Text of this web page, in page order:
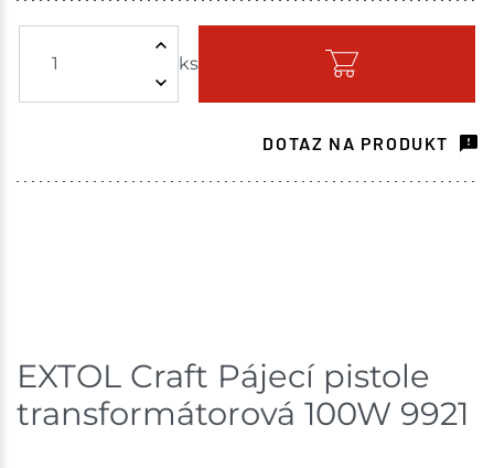
ks
Skladem - ihned k odeslání
Mohelnice 1 ks
DOTAZ NA PRODUKT
EXTOL Craft Pájecí pistole
transformátorová 100W 9921